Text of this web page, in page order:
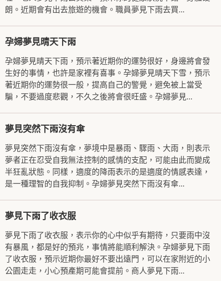
朗。近期會有出去旅遊的機會。職員夢見下雨去買...
孕婦夢見晴天下雨
孕婦夢見晴天下雨，預示著近期你的運勢很好，身邊將會發
生好的事情，也許是家裡有喜事。孕婦夢見晴天下雪，預示
著近期你的運勢很一般，提高自己的警覺，避免被上當受
騙，不要過度悲觀，不久之後將會很旺盛。孕婦夢見...
夢見突然下雨沒有傘
夢見突然下雨沒有傘，夢境中是暴雨、驟雨、大雨，則表示
夢者正在忍受自我無法控制的感情的支配，可能由此而變成
半狂亂狀態。同樣，適度的降雨表示的是適度的情感表達，
是一種理智的自我抑制。孕婦夢見突然下雨沒有傘...
夢見下雨了收衣服
夢見下雨了收衣服，表示你的心中似乎有期待，只要雨中沒
有暴風，都是好的預兆，事情將能順利解決。孕婦夢見下雨
了收衣服，預示近期你最好不要出遠門，可以在家附近的小
公園走走，小心預產期可能會提前。商人夢見下雨...